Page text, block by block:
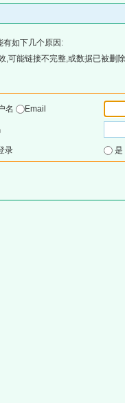
有如下几个原因:
,可能链接不完整,或数据已被删
名
Email
录